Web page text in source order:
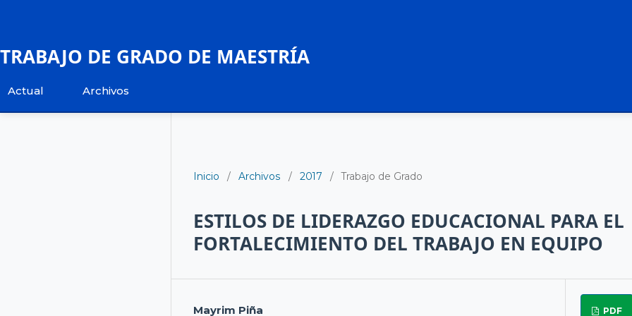
TRABAJO DE GRADO DE MAESTRÍA
Actual Archivos
Inicio / Archivos / 2017 / Trabajo de Grado
ESTILOS DE LIDERAZGO EDUCACIONAL PARA EL
FORTALECIMIENTO DEL TRABAJO EN EQUIPO
Mayrim Piña
PDF